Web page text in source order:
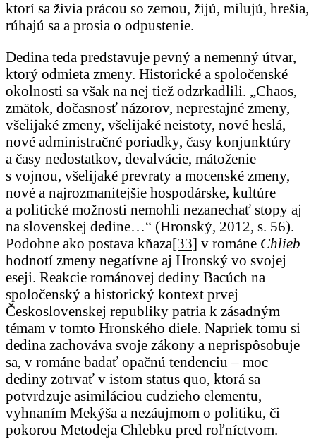
ktorí sa živia prácou so zemou, žijú, milujú, hrešia,
rúhajú sa a prosia o odpustenie.
Dedina teda predstavuje pevný a nemenný útvar,
ktorý odmieta zmeny. Historické a spoločenské
okolnosti sa však na nej tiež odzrkadlili. „Chaos,
zmätok, dočasnosť názorov, neprestajné zmeny,
všelijaké zmeny, všelijaké neistoty, nové heslá,
nové administračné poriadky, časy konjunktúry
a časy nedostatkov, devalvácie, mátoženie
s vojnou, všelijaké prevraty a mocenské zmeny,
nové a najrozmanitejšie hospodárske, kultúre
a politické možnosti nemohli nezanechať stopy aj
na slovenskej dedine…“ (Hronský, 2012, s. 56).
Podobne ako postava kňaza[33] v románe Chlieb
hodnotí zmeny negatívne aj Hronský vo svojej
eseji. Reakcie románovej dediny Bacúch na
spoločenský a historický kontext prvej
Československej republiky patria k zásadným
témam v tomto Hronského diele. Napriek tomu si
dedina zachováva svoje zákony a neprispôsobuje
sa, v románe badať opačnú tendenciu – moc
dediny zotrvať v istom status quo, ktorá sa
potvrdzuje asimiláciou cudzieho elementu,
vyhnaním Mekýša a nezáujmom o politiku, či
pokorou Metodeja Chlebku pred roľníctvom.